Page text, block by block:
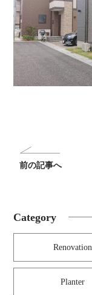
前の記事へ
Category
Renovation
Planter